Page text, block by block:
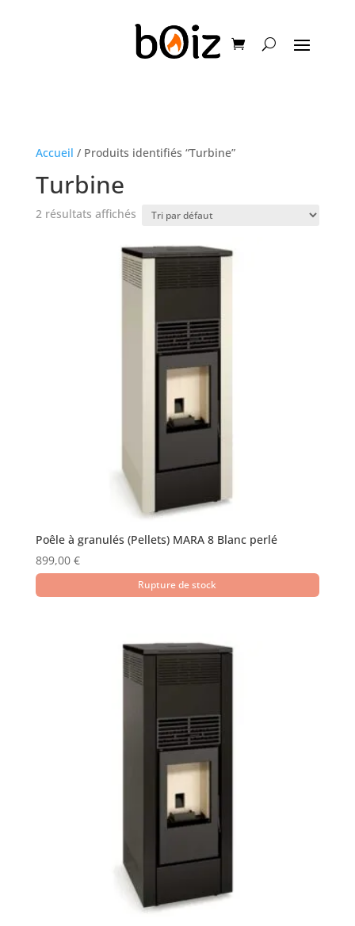
Accueil / Produits identifiés “Turbine”
Turbine
2 résultats affichés
Poêle à granulés (Pellets) MARA 8 Blanc perlé
899,00 €
Rupture de stock